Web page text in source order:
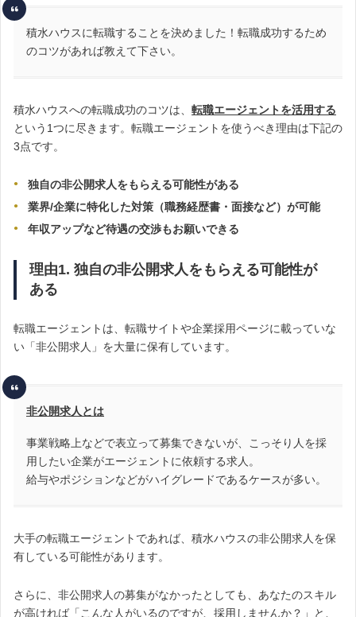
積水ハウスに転職することを決めました！転職成功するため
のコツがあれば教えて下さい。
積水ハウスへの転職成功のコツは、 転職エージェントを活用する
という1つに尽きます。転職エージェントを使うべき理由は下記の
3点です。
独自の非公開求人をもらえる可能性がある
業界/企業に特化した対策（職務経歴書・面接など）が可能
年収アップなど待遇の交渉もお願いできる
理由1. 独自の非公開求人をもらえる可能性が
ある
転職エージェントは、転職サイトや企業採用ページに載っていな
い「非公開求人」を大量に保有しています。
非公開求人とは
事業戦略上などで表立って募集できないが、こっそり人を採
用したい企業がエージェントに依頼する求人。
給与やポジションなどがハイグレードであるケースが多い。
大手の転職エージェントであれば、積水ハウスの非公開求人を保
有している可能性があります。
さらに、非公開求人の募集がなかったとしても、あなたのスキル
が高ければ「こんな人がいるのですが、採用しませんか？」と、